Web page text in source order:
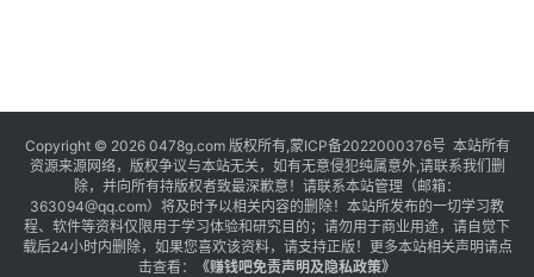
Copyright © 2026 0478g.com 版权所有,蒙ICP备2022000376号 本站所有
资源来源网络，版权争议与本站无关，如有无意侵犯纯属意外,请联系我们删
除，并向所有持版权者致最深歉意！请联系本站管理（邮箱：
363094@qq.com）将及时予以相关内容的删除！本站所发布的一切学习教
程、软件等资料仅限用于学习体验和研究目的；请勿用于商业用途，请自觉下
载后24小时内删除，如果您喜欢该资料，请支持正版！更多本站相关声明请点
击查看：
《赚钱吧免责声明及隐私政策》